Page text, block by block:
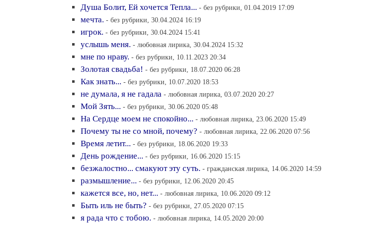
Душа Болит, Ей хочется Тепла... - без рубрики, 01.04.2019 17:09
мечта. - без рубрики, 30.04.2024 16:19
игрок. - без рубрики, 30.04.2024 15:41
услышь меня. - любовная лирика, 30.04.2024 15:32
мне по нраву. - без рубрики, 10.11.2023 20:34
Золотая свадьба! - без рубрики, 18.07.2020 06:28
Как знать... - без рубрики, 10.07.2020 18:53
не думала, я не гадала - любовная лирика, 03.07.2020 20:27
Мой Зять... - без рубрики, 30.06.2020 05:48
На Сердце моем не спокойно... - любовная лирика, 23.06.2020 15:49
Почему ты не со мной, почему? - любовная лирика, 22.06.2020 07:56
Время летит... - без рубрики, 18.06.2020 19:33
День рождение... - без рубрики, 16.06.2020 15:15
безжалостно... смакуют эту суть. - гражданская лирика, 14.06.2020 14:59
размышление... - без рубрики, 12.06.2020 20:45
кажется все, но, нет... - любовная лирика, 10.06.2020 09:12
Быть иль не быть? - без рубрики, 27.05.2020 07:15
я рада что с тобою. - любовная лирика, 14.05.2020 20:00